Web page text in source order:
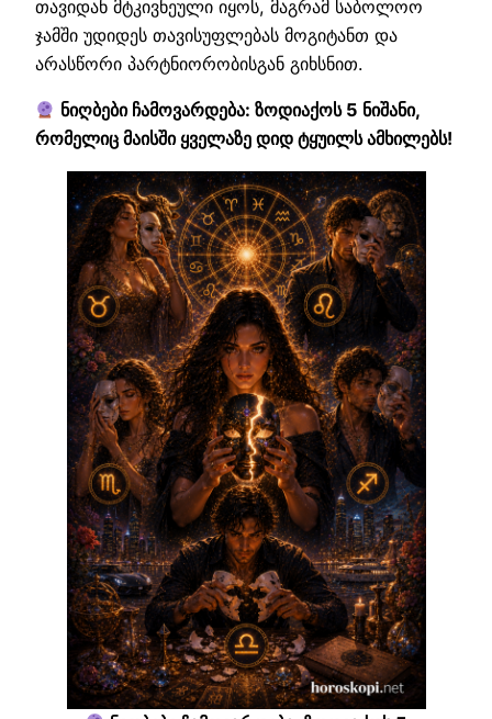
თავიდან მტკივნეული იყოს, მაგრამ საბოლოო
ჯამში უდიდეს თავისუფლებას მოგიტანთ და
არასწორი პარტნიორობისგან გიხსნით.
ნიღბები ჩამოვარდება: ზოდიაქოს 5 ნიშანი,
რომელიც მაისში ყველაზე დიდ ტყუილს ამხილებს!